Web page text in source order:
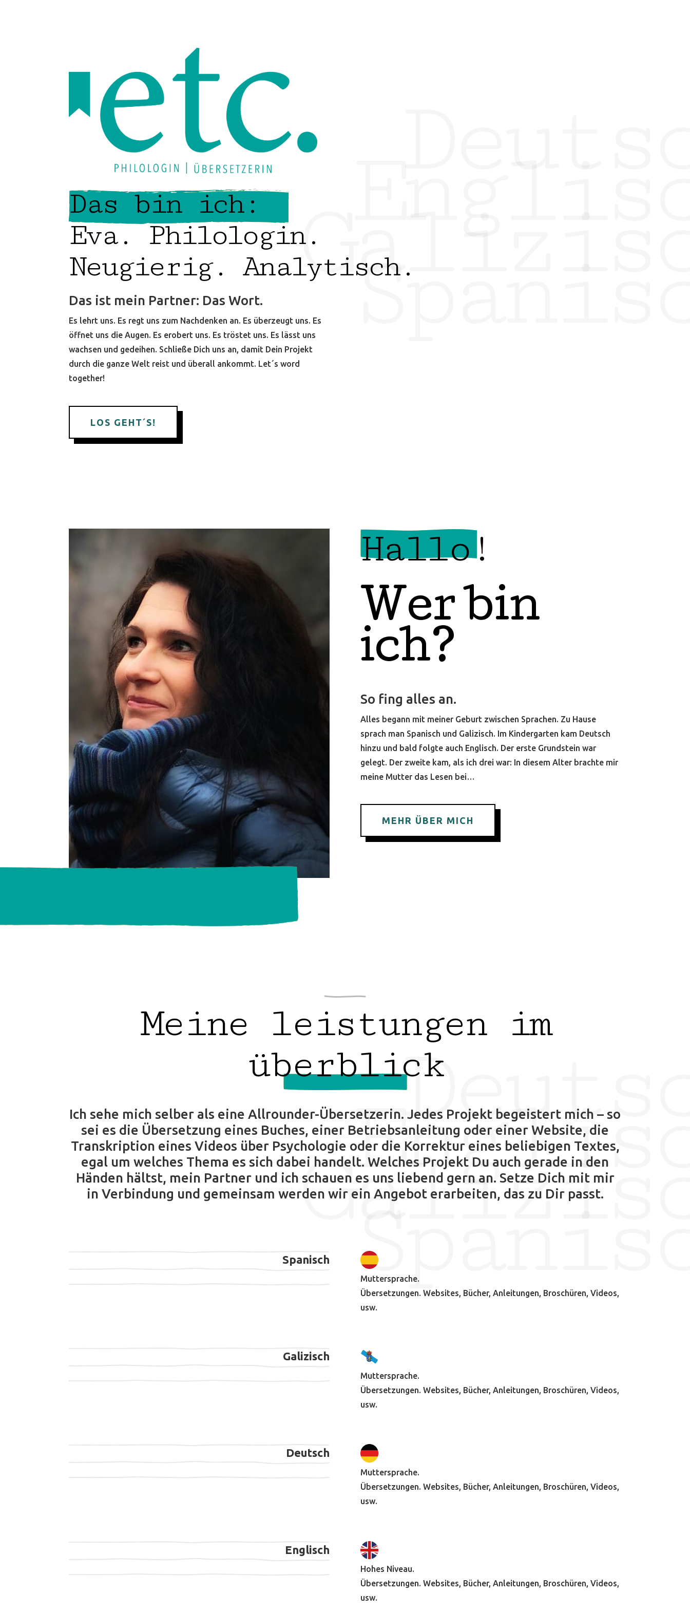
Das bin ich:
Eva. Philologin.
Neugierig. Analytisch.
Das ist mein Partner: Das Wort.
Es lehrt uns. Es regt uns zum Nachdenken an. Es überzeugt uns. Es
öffnet uns die Augen. Es erobert uns. Es tröstet uns. Es lässt uns
wachsen und gedeihen. Schließe Dich uns an, damit Dein Projekt
durch die ganze Welt reist und überall ankommt. Let´s word
together!
LOS GEHT´S!
Hallo!
Wer bin
ich?
So fing alles an.
Alles begann mit meiner Geburt zwischen Sprachen. Zu Hause
sprach man Spanisch und Galizisch. Im Kindergarten kam Deutsch
hinzu und bald folgte auch Englisch. Der erste Grundstein war
gelegt. Der zweite kam, als ich drei war: In diesem Alter brachte mir
meine Mutter das Lesen bei…
MEHR ÜBER MICH
Meine leistungen im
überblick
Ich sehe mich selber als eine Allrounder-Übersetzerin. Jedes Projekt begeistert mich – so
sei es die Übersetzung eines Buches, einer Betriebsanleitung oder einer Website, die
Transkription eines Videos über Psychologie oder die Korrektur eines beliebigen Textes,
egal um welches Thema es sich dabei handelt. Welches Projekt Du auch gerade in den
Händen hältst, mein Partner und ich schauen es uns liebend gern an. Setze Dich mit mir
in Verbindung und gemeinsam werden wir ein Angebot erarbeiten, das zu Dir passt.
Spanisch
Muttersprache.
Übersetzungen. Websites, Bücher, Anleitungen, Broschüren, Videos,
usw.
Galizisch
Muttersprache.
Übersetzungen. Websites, Bücher, Anleitungen, Broschüren, Videos,
usw.
Deutsch
Muttersprache.
Übersetzungen. Websites, Bücher, Anleitungen, Broschüren, Videos,
usw.
Englisch
Hohes Niveau.
Übersetzungen. Websites, Bücher, Anleitungen, Broschüren, Videos,
usw.